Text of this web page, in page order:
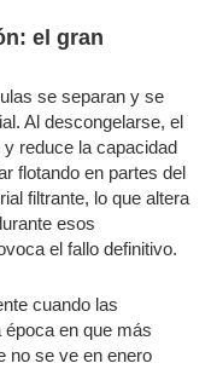
el gran
se separan y se
Al descongelarse, el
reduce la capacidad
flotando en partes del
filtrante, lo que altera
esos
el fallo definitivo.
cuando las
en que más
no se ve en enero